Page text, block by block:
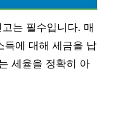
는 필수입니다. 매
득에 대해 세금을 납
세율을 정확히 아